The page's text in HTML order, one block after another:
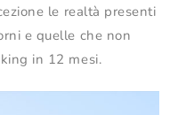
le realtà presenti
e quelle che non
in 12 mesi.